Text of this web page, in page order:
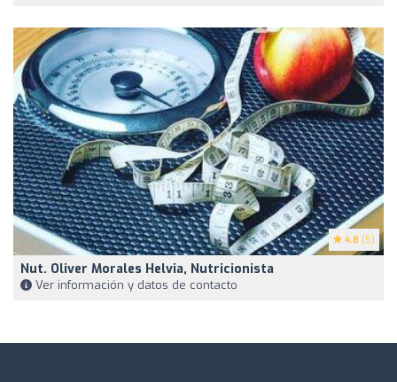
4.8 (5)
Nut. Oliver Morales Helvia, Nutricionista
Ver información y datos de contacto